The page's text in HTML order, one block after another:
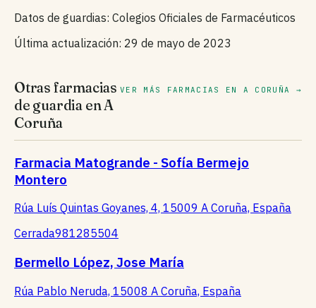
Datos de guardias: Colegios Oficiales de Farmacéuticos
Última actualización: 29 de mayo de 2023
Otras farmacias
de guardia en A
Coruña
VER MÁS FARMACIAS EN A CORUÑA →
Farmacia Matogrande - Sofía Bermejo
Montero
Rúa Luís Quintas Goyanes, 4, 15009 A Coruña, España
Cerrada981285504
Bermello López, Jose María
Rúa Pablo Neruda, 15008 A Coruña, España